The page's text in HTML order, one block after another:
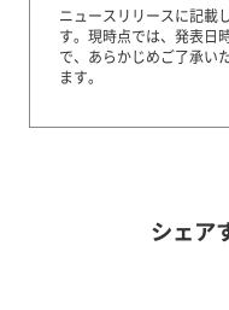
ニュースリリースに記載
す。 現時点では、発表日
で、あらかじめご了承い
ます。
シェア